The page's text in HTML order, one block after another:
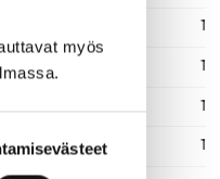
myös
1
1
1
1